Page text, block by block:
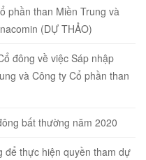
phần than Miền Trung và
(DỰ THẢO)
đông về việc Sáp nhập
và Công ty Cổ phần than
bất thường năm 2020
để thực hiện quyền tham dự